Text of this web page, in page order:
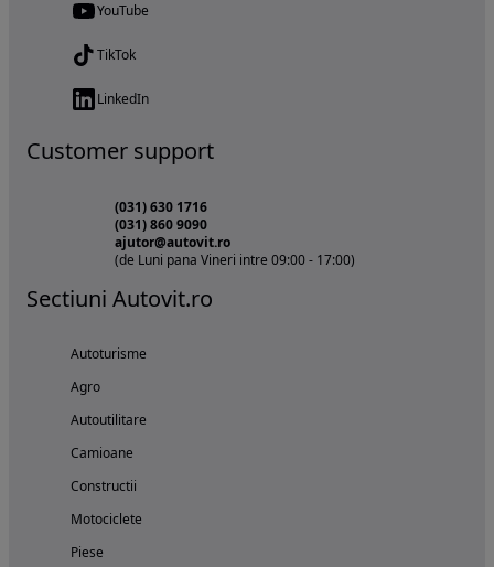
YouTube
TikTok
LinkedIn
Customer support
(031) 630 1716
(031) 860 9090
ajutor@autovit.ro
(de Luni pana Vineri intre 09:00 - 17:00)
Sectiuni Autovit.ro
Autoturisme
Agro
Autoutilitare
Camioane
Constructii
Motociclete
Piese